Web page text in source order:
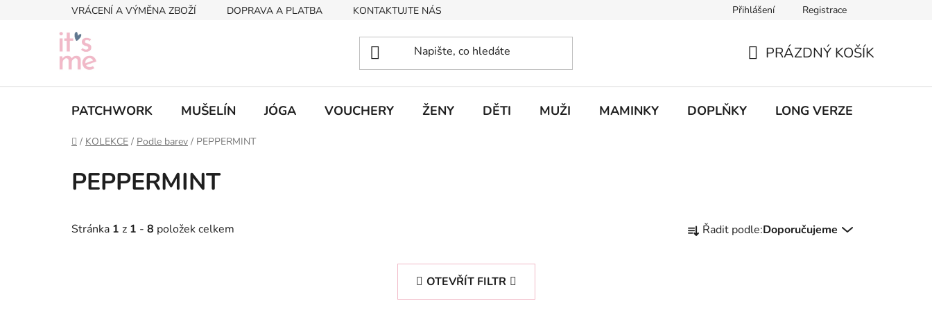
VRÁCENÍ A VÝMĚNA ZBOŽÍ DOPRAVA A PLATBA KONTAKTUJTE NÁS Podmínky ochrany osobních údajůPřihlášení Registrace
KOŠÍK
PRÁZDNÝ KOŠÍK
PATCHWORK MUŠELÍN JÓGA VOUCHERY ŽENY DĚTI MUŽI MAMINKY DOPLŇKY LONG VERZE
Domů
/ KOLEKCE / Podle barev / PEPPERMINT
PEPPERMINT
Stránka 1 z 1 - 8 položek celkem
a Řadit podle:Doporučujeme
OTEVŘÍT FILTR